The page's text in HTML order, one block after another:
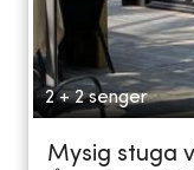
2 + 2 senger
Mysig stuga